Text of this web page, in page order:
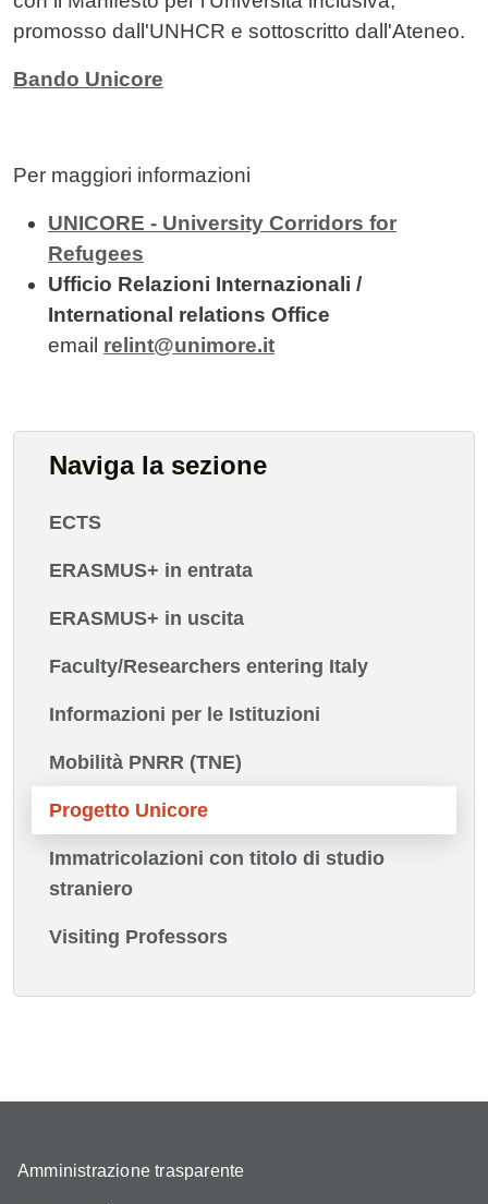
promosso dall'UNHCR e sottoscritto dall'Ateneo.
Bando Unicore
Per maggiori informazioni
UNICORE - University Corridors for
Refugees
Ufficio Relazioni Internazionali /
International relations Office
email relint@unimore.it
Naviga la sezione
ECTS
ERASMUS+ in entrata
ERASMUS+ in uscita
Faculty/Researchers entering Italy
Informazioni per le Istituzioni
Mobilità PNRR (TNE)
Progetto Unicore
Immatricolazioni con titolo di studio
straniero
Visiting Professors
Amministrazione trasparente